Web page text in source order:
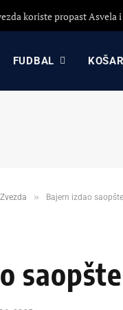
FUDBAL
» Bajern izdao